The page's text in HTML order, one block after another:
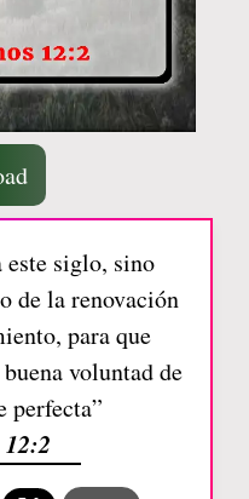
este siglo, sino
de la renovación
para que
voluntad de
perfecta”